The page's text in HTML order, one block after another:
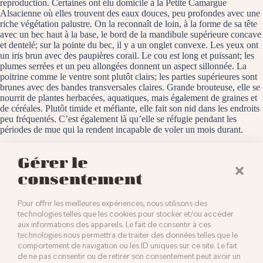
Gérer le
consentement
Pour offrir les meilleures expériences, nous utilisons des
technologies telles que les cookies pour stocker et/ou accéder
aux informations des appareils. Le fait de consentir à ces
technologies nous permettra de traiter des données telles que le
comportement de navigation ou les ID uniques sur ce site. Le fait
de ne pas consentir ou de retirer son consentement peut avoir un
reproduction. Certaines ont élu domicile à la Petite Camargue
Alsacienne où elles trouvent des eaux douces, peu profondes avec une
riche végétation palustre. On la reconnaît de loin, à la forme de sa tête
avec un bec haut à la base, le bord de la mandibule supérieure concave
et dentelé; sur la pointe du bec, il y a un onglet convexe. Les yeux ont
un iris brun avec des paupières corail. Le cou est long et puissant; les
plumes serrées et un peu allongées donnent un aspect sillonnée. La
poitrine comme le ventre sont plutôt clairs; les parties supérieures sont
brunes avec des bandes transversales claires. Grande brouteuse, elle se
nourrit de plantes herbacées, aquatiques, mais également de graines et
de céréales. Plutôt timide et méfiante, elle fait son nid dans les endroits
peu fréquentés. C’est également là qu’elle se réfugie pendant les
périodes de mue qui la rendent incapable de voler un mois durant.